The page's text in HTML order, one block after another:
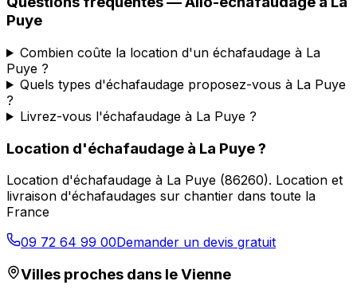
Puye
Combien coûte la location d'un échafaudage à La
Puye ?
Quels types d'échafaudage proposez-vous à La Puye
?
Livrez-vous l'échafaudage à La Puye ?
Location d'échafaudage à La Puye?
Location d'échafaudage à La Puye (86260). Location et
livraison d'échafaudages sur chantier dans toute la
France
09 72 64 99 00Demander un devis gratuit
Villes proches dans leVienne